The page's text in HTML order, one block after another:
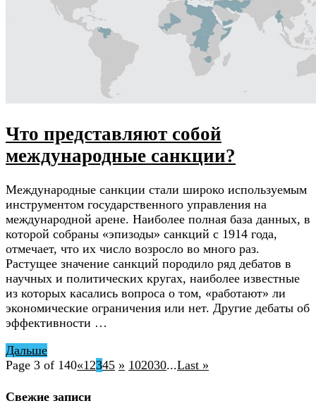
Что представляют собой
международные санкции?
Международные санкции стали широко используемым
инструментом государственного управления на
международной арене. Наиболее полная база данных, в
которой собраны «эпизоды» санкций с 1914 года,
отмечает, что их число возросло во много раз.
Растущее значение санкций породило ряд дебатов в
научных и политических кругах, наиболее известные
из которых касались вопроса о том, «работают» ли
экономические ограничения или нет. Другие дебаты об
эффективности …
Дальше
Page 3 of 140«1 2345 » 102030...Last »
Свежие записи